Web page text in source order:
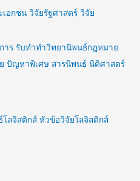
อกชน วิจัยรัฐศาสตร์ วิจัย
าร รับทำทำวิทยานิพนธ์กฎหมาย
ปัญหาพิเศษ สารนิพนธ์ นิติศาสตร์
ลจิสติกส์ หัวข้อวิจัยโลจิสติกส์